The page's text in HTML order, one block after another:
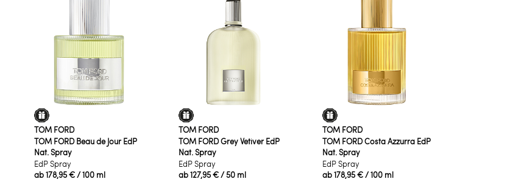
TOM FORD
TOM FORD Beau de Jour EdP
Nat. Spray
EdP Spray
ab178,95 €/ 100 ml
TOM FORD
TOM FORD Grey Vetiver EdP
Nat. Spray
EdP Spray
ab127,95 €/ 50 ml
TOM FORD
TOM FORD Costa Azzurra EdP
Nat. Spray
EdP Spray
ab178,95 €/ 100 ml